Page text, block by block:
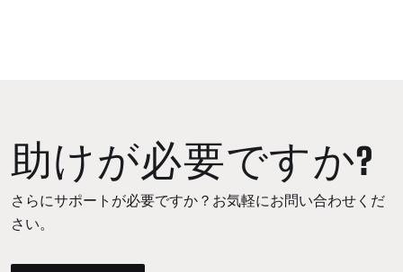
助けが必要ですか?
さらにサポートが必要ですか？お気軽にお問い合わせくだ
さい。